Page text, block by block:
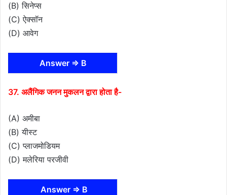
(B) सिनेप्स
(C) ऐक्सॉन
(D) आवेग
Answer ⇒ B
37. अलैंगिक जनन मुकलन द्वारा होता है-
(A) अमीबा
(B) यीस्ट
(C) प्लाजमोडियम
(D) मलेरिया परजीवी
Answer ⇒ B